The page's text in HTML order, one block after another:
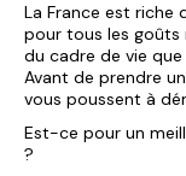
La France est riche
pour tous les
du cadre de vie
Avant de prendre
vous poussent à
Est-ce pour un
?